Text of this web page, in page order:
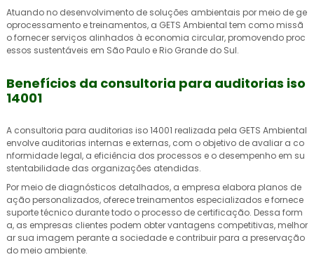
Atuando no desenvolvimento de soluções ambientais por meio de ge
oprocessamento e treinamentos, a GETS Ambiental tem como missã
o fornecer serviços alinhados à economia circular, promovendo proc
essos sustentáveis em São Paulo e Rio Grande do Sul.
Benefícios da consultoria para auditorias iso
14001
A consultoria para auditorias iso 14001 realizada pela GETS Ambiental
envolve auditorias internas e externas, com o objetivo de avaliar a co
nformidade legal, a eficiência dos processos e o desempenho em su
stentabilidade das organizações atendidas.
Por meio de diagnósticos detalhados, a empresa elabora planos de
ação personalizados, oferece treinamentos especializados e fornece
suporte técnico durante todo o processo de certificação. Dessa form
a, as empresas clientes podem obter vantagens competitivas, melhor
ar sua imagem perante a sociedade e contribuir para a preservação
do meio ambiente.